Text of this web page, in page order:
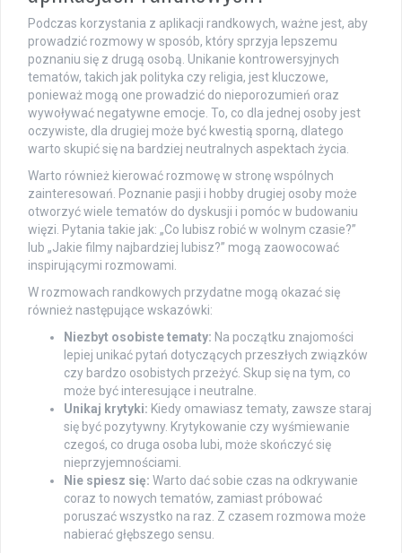
Podczas korzystania z aplikacji randkowych, ważne jest, aby
prowadzić rozmowy w sposób, który sprzyja lepszemu
poznaniu się z drugą osobą. Unikanie kontrowersyjnych
tematów, takich jak polityka czy religia, jest kluczowe,
ponieważ mogą one prowadzić do nieporozumień oraz
wywoływać negatywne emocje. To, co dla jednej osoby jest
oczywiste, dla drugiej może być kwestią sporną, dlatego
warto skupić się na bardziej neutralnych aspektach życia.
Warto również kierować rozmowę w stronę wspólnych
zainteresowań. Poznanie pasji i hobby drugiej osoby może
otworzyć wiele tematów do dyskusji i pomóc w budowaniu
więzi. Pytania takie jak: „Co lubisz robić w wolnym czasie?”
lub „Jakie filmy najbardziej lubisz?” mogą zaowocować
inspirującymi rozmowami.
W rozmowach randkowych przydatne mogą okazać się
również następujące wskazówki:
Niezbyt osobiste tematy: Na początku znajomości
lepiej unikać pytań dotyczących przeszłych związków
czy bardzo osobistych przeżyć. Skup się na tym, co
może być interesujące i neutralne.
Unikaj krytyki: Kiedy omawiasz tematy, zawsze staraj
się być pozytywny. Krytykowanie czy wyśmiewanie
czegoś, co druga osoba lubi, może skończyć się
nieprzyjemnościami.
Nie spiesz się: Warto dać sobie czas na odkrywanie
coraz to nowych tematów, zamiast próbować
poruszać wszystko na raz. Z czasem rozmowa może
nabierać głębszego sensu.